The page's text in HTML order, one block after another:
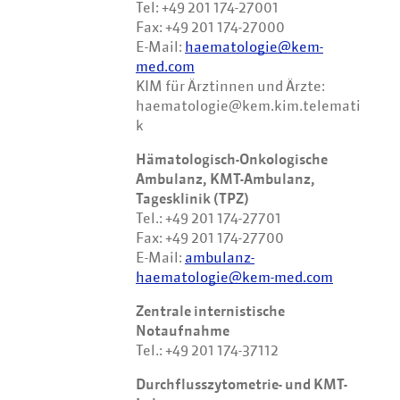
Tel: +49 201 174-27001
Fax: +49 201 174-27000
E-Mail: haematologie@kem-
med.com
KIM für Ärztinnen und Ärzte:
haematologie@kem.kim.telemati
k
Hämatologisch-Onkologische
Ambulanz, KMT-Ambulanz,
Tagesklinik (TPZ)
Tel.: +49 201 174-27701
Fax: +49 201 174-27700
E-Mail: ambulanz-
haematologie@kem-med.com
Zentrale internistische
Notaufnahme
Tel.: +49 201 174-37112
Durchflusszytometrie- und KMT-